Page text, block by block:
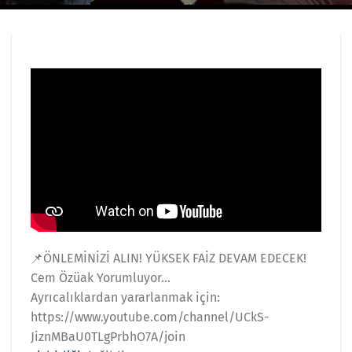
📌ÖNLEMİNİZİ ALIN! YÜKSEK FAİZ DEVAM EDECEK!
Cem Özüak Yorumluyor…
Ayrıcalıklardan yararlanmak için:
https://www.youtube.com/channel/UCkS-
JiznMBaU0TLgPrbhO7A/join